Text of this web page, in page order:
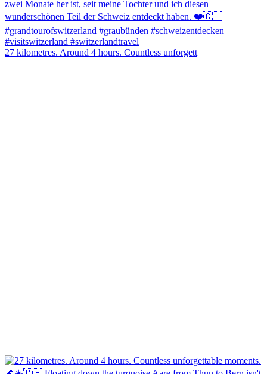
27 kilometres. Around 4 hours. Countless unforgett